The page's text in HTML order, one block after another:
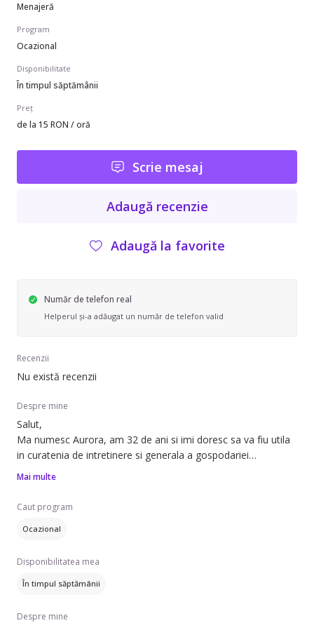
Menajeră
Program
Ocazional
Disponibilitate
În timpul săptămânii
Preț
de la 15 RON / oră
Scrie mesaj
Adaugă recenzie
Adaugă la favorite
Număr de telefon real
Helperul și-a adăugat un număr de telefon valid
Recenzii
Nu există recenzii
Despre mine
Salut,
Ma numesc Aurora, am 32 de ani si imi doresc sa va fiu utila
in curatenia de intretinere si generala a gospodariei
dumneavoastra. Ma caracterizea rabdarea, pasiunea pentru
de la clienti care detin apartamente in oras si case de vacanta
cu care am colaborat in trecut la cerere.
Prefer o colaborare saptamanala pe perioada nedeterminata,
Va multumesc si sa ne punem pe treaba!
Mai multe
Caut program
Ocazional
Disponibilitatea mea
În timpul săptămânii
Despre mine